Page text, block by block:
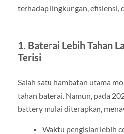
terhadap lingkungan, efisiensi,
1. Baterai Lebih Tahan
Terisi
Salah satu hambatan utama
tahan baterai. Namun, pada
battery mulai diterapkan,
Waktu pengisian lebih